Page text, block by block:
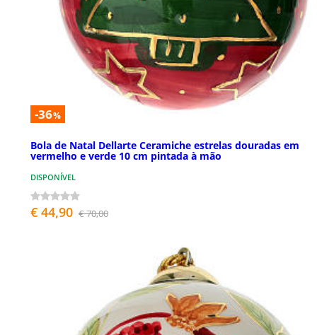
-36%
Bola de Natal Dellarte Ceramiche estrelas douradas em
vermelho e verde 10 cm pintada à mão
DISPONÍVEL
€ 44,90 € 70,00